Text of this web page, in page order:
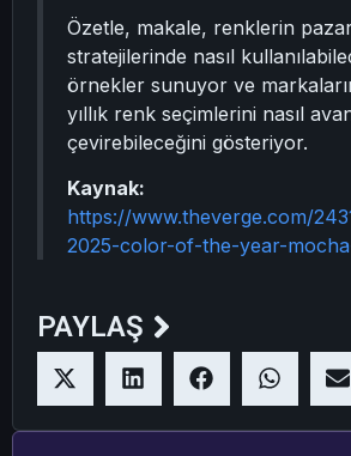
Özetle, makale, renklerin
stratejilerinde nasıl
örnekler sunuyor ve
yıllık renk seçimlerini nasıl
çevirebileceğini gösteriyor.
Kaynak:
https://www.theverge.com/
2025-color-of-the-year-
PAYLAŞ